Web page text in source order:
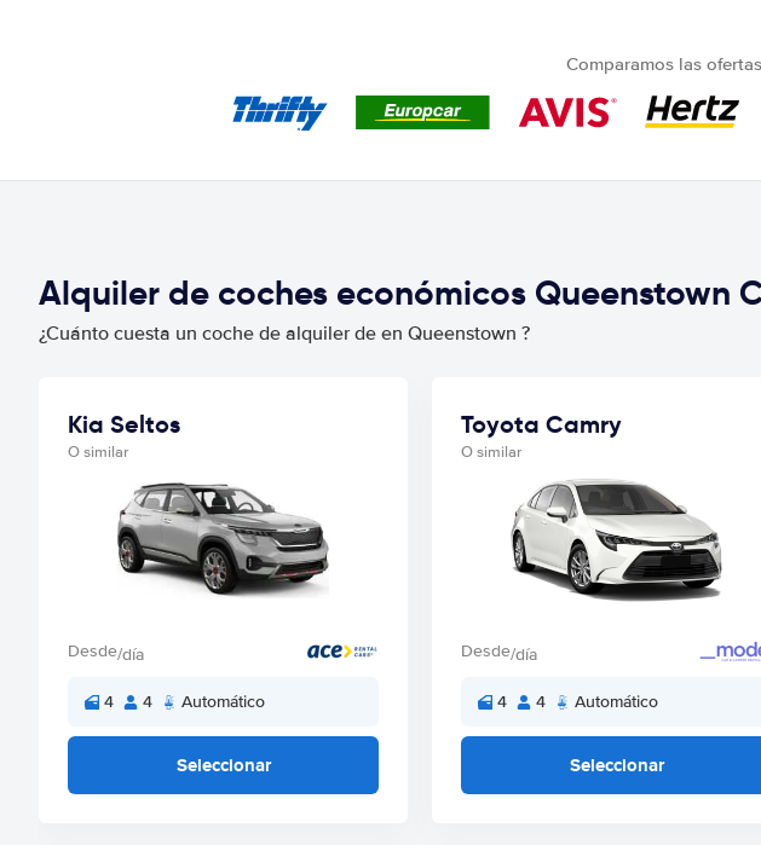
Comparamos las
Alquiler de coches económicos Queenstown
¿Cuánto cuesta un coche de alquiler de en Queenstown ?
Kia Seltos
O similar
Desde/día
4 4 Automático
Seleccionar
Toyota Camry
O similar
Desde/día
4 4 Automático
Seleccionar